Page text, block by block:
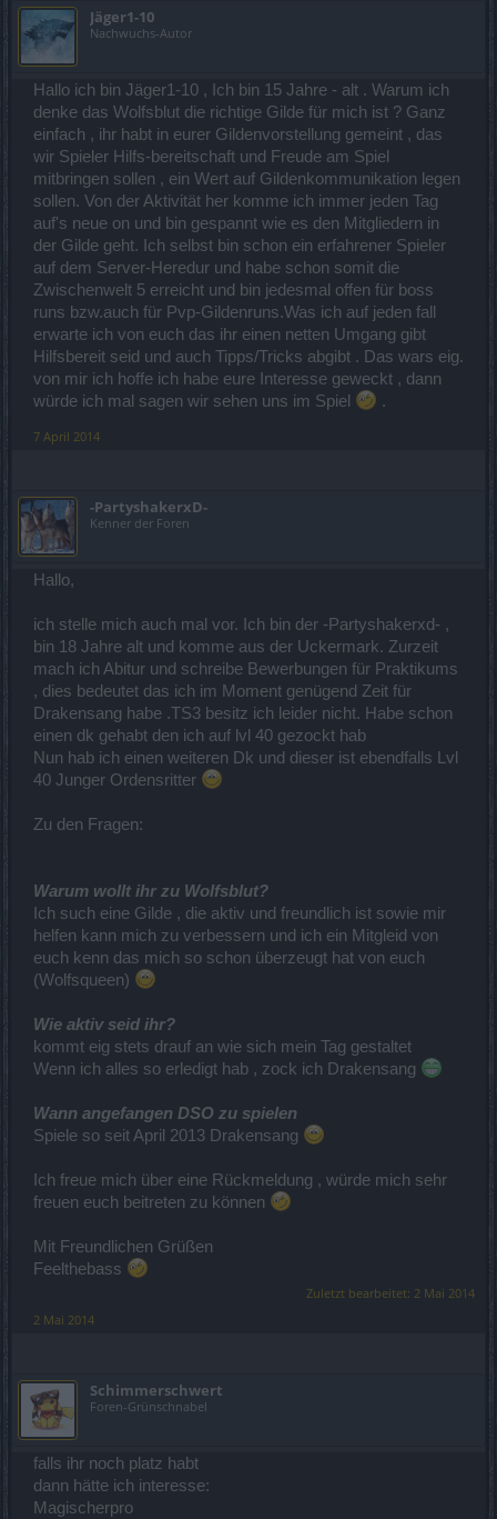
Jäger1-10
Nachwuchs-Autor
Hallo ich bin Jäger1-10 , Ich bin 15 Jahre - alt . Warum ich
denke das Wolfsblut die richtige Gilde für mich ist ? Ganz
einfach , ihr habt in eurer Gildenvorstellung gemeint , das
wir Spieler Hilfs-bereitschaft und Freude am Spiel
mitbringen sollen , ein Wert auf Gildenkommunikation legen
sollen. Von der Aktivität her komme ich immer jeden Tag
auf's neue on und bin gespannt wie es den Mitgliedern in
der Gilde geht. Ich selbst bin schon ein erfahrener Spieler
auf dem Server-Heredur und habe schon somit die
Zwischenwelt 5 erreicht und bin jedesmal offen für boss
runs bzw.auch für Pvp-Gildenruns.Was ich auf jeden fall
erwarte ich von euch das ihr einen netten Umgang gibt
Hilfsbereit seid und auch Tipps/Tricks abgibt . Das wars eig.
von mir ich hoffe ich habe eure Interesse geweckt , dann
würde ich mal sagen wir sehen uns im Spiel
.
7 April 2014
-PartyshakerxD-
Kenner der Foren
Hallo,
ich stelle mich auch mal vor. Ich bin der -Partyshakerxd- ,
bin 18 Jahre alt und komme aus der Uckermark. Zurzeit
mach ich Abitur und schreibe Bewerbungen für Praktikums
, dies bedeutet das ich im Moment genügend Zeit für
Drakensang habe .TS3 besitz ich leider nicht. Habe schon
einen dk gehabt den ich auf lvl 40 gezockt hab
Nun hab ich einen weiteren Dk und dieser ist ebendfalls Lvl
40 Junger Ordensritter
Zu den Fragen:
Warum wollt ihr zu Wolfsblut?
Ich such eine Gilde , die aktiv und freundlich ist sowie mir
helfen kann mich zu verbessern und ich ein Mitgleid von
euch kenn das mich so schon überzeugt hat von euch
(Wolfsqueen)
Wie aktiv seid ihr?
kommt eig stets drauf an wie sich mein Tag gestaltet
Wenn ich alles so erledigt hab , zock ich Drakensang
Wann angefangen DSO zu spielen
Spiele so seit April 2013 Drakensang
Ich freue mich über eine Rückmeldung , würde mich sehr
freuen euch beitreten zu können
Mit Freundlichen Grüßen
Feelthebass
Zuletzt bearbeitet: 2 Mai 2014
2 Mai 2014
Schimmerschwert
Foren-Grünschnabel
falls ihr noch platz habt
dann hätte ich interesse:
Magischerpro